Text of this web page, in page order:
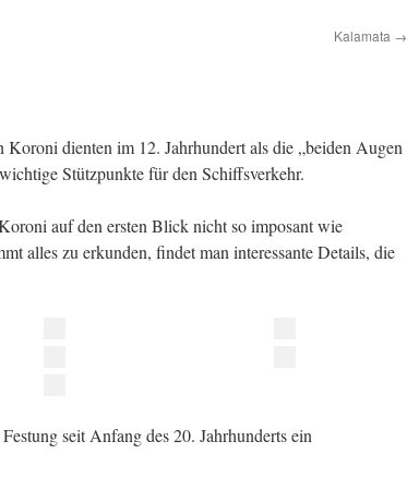
Kalamata →
dienten im 12. Jahrhundert als die „beiden Augen
Stützpunkte für den Schiffsverkehr.
auf den ersten Blick nicht so imposant wie
alles zu erkunden, findet man interessante Details, die
seit Anfang des 20. Jahrhunderts ein